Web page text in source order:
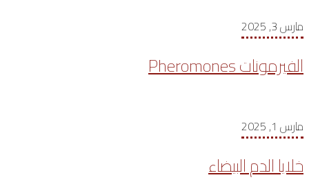
مارس 3, 2025
الفيرمونات Pheromones
مارس 1, 2025
خلايا الدم البيضاء